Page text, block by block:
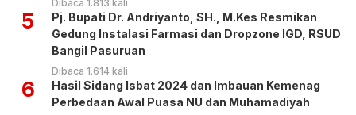
Dibaca 1.813 kali
5
Pj. Bupati Dr. Andriyanto, SH., M.Kes Resmikan
Gedung Instalasi Farmasi dan Dropzone IGD, RSUD
Bangil Pasuruan
Dibaca 1.614 kali
6
Hasil Sidang Isbat 2024 dan Imbauan Kemenag
Perbedaan Awal Puasa NU dan Muhamadiyah